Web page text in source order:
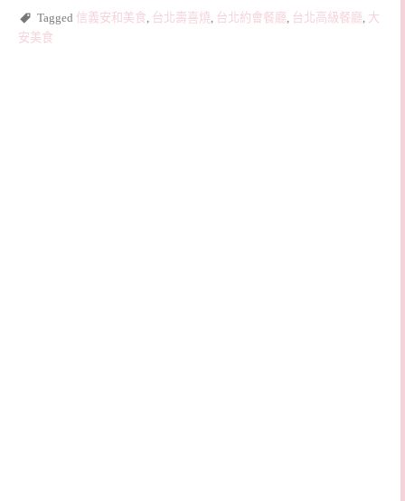
Tagged 信義安和美食, 台北壽喜燒, 台北約會餐廳, 台北高級餐廳, 大
安美食